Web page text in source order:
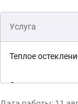
Услуга
Теплое
Отделка под